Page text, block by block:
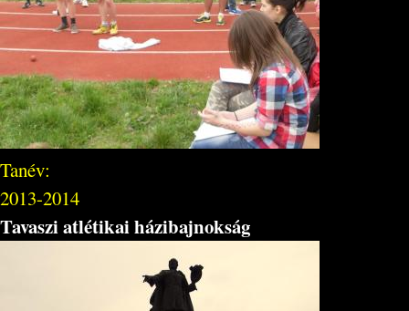
Tanév:
2013-2014
Tavaszi atlétikai házibajnokság